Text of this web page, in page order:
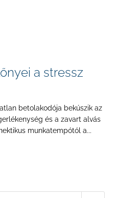
a stressz
betolakodója bekúszik az
és a zavart alvás
munkatempótól a...